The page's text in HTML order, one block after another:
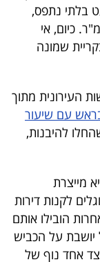
בלתי נתפס,
5,450 שקל למ"ר. כיום, אי
שמונה
העירונית מתוך
עם שיעור
יח"ד שהחלו להיבנות,
מייצרת
לקנות דירות
הובילו אותם
יושבת על הכביש
אחד נוף של